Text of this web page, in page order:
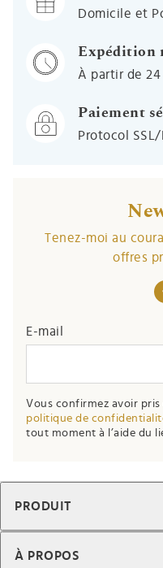
Domicile et
Expédition
À partir de 24
Paiement
Protocol
Tenez-moi au
offres
If you
this
field
E-mail
Vous confirmez avoir
politique de
tout moment à l’aide du
PRODUIT
À PROPOS